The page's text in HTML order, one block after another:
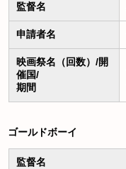
監督名
申請者名
映画祭名（回数）/開
催国/
期間
ゴールドボーイ
監督名